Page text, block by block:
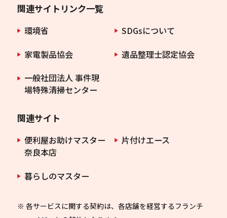
関連サイトリンク一覧
環境省
SDGsについて
家電製品協会
遺品整理士認定協会
一般社団法人 事件現
場特殊清掃センター
関連サイト
便利屋お助けマスター
奈良本店
片付けエース
暮らしのマスター
※ 各サービスに関する契約は、各店舗を経営するフランチ